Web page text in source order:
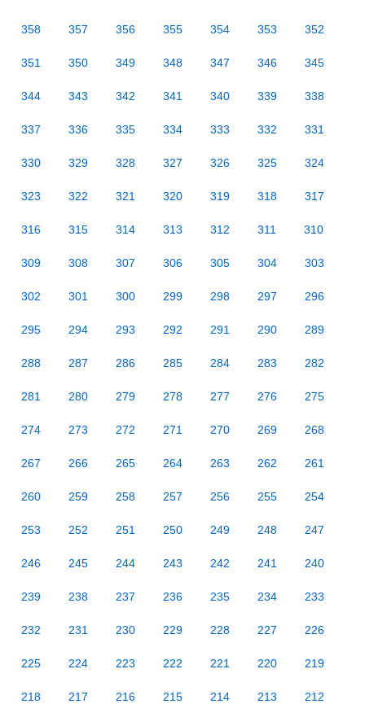
358 357 356 355 354 353 352
351 350 349 348 347 346 345
344 343 342 341 340 339 338
337 336 335 334 333 332 331
330 329 328 327 326 325 324
323 322 321 320 319 318 317
316 315 314 313 312 311 310
309 308 307 306 305 304 303
302 301 300 299 298 297 296
295 294 293 292 291 290 289
288 287 286 285 284 283 282
281 280 279 278 277 276 275
274 273 272 271 270 269 268
267 266 265 264 263 262 261
260 259 258 257 256 255 254
253 252 251 250 249 248 247
246 245 244 243 242 241 240
239 238 237 236 235 234 233
232 231 230 229 228 227 226
225 224 223 222 221 220 219
218 217 216 215 214 213 212